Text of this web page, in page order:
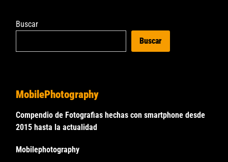
Buscar
Buscar
MobilePhotography
Compendio de Fotografias hechas con smartphone desde
2015 hasta la actualidad
Mobilephotography